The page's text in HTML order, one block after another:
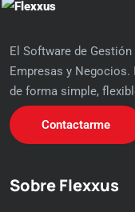
El Software de
Empresas y Negocios.
de forma simple,
Contactarme
Sobre Flexxus